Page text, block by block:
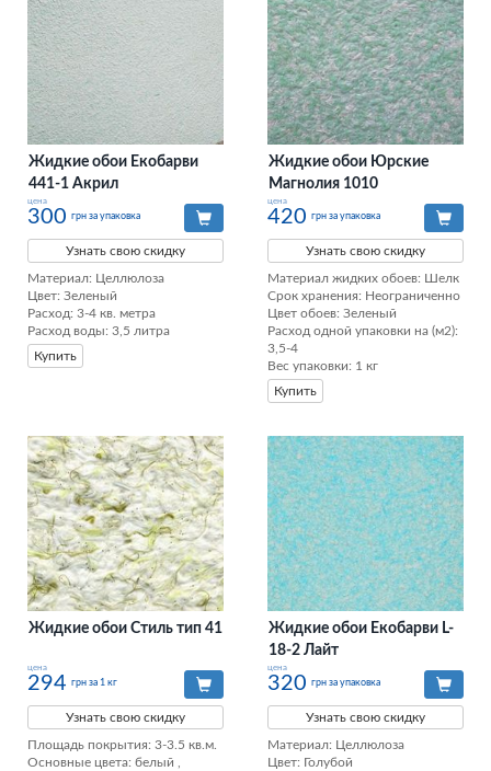
Жидкие обои Екобарви
441-1 Акрил
цена
300 грн за упаковка
Узнать свою скидку
Материал: Целлюлоза
Цвет: Зеленый
Расход: 3-4 кв. метра
Расход воды: 3,5 литра
Купить
Жидкие обои Юрские
Магнолия 1010
цена
420 грн за упаковка
Узнать свою скидку
Материал жидких обоев: Шелк
Срок хранения: Неограниченно
Цвет обоев: Зеленый
Расход одной упаковки на (м2):
3,5-4
Вес упаковки: 1 кг
Купить
Жидкие обои Стиль тип 41
цена
294 грн за 1 кг
Узнать свою скидку
Площадь покрытия: 3-3.5 кв.м.
Основные цвета: белый ,
Жидкие обои Екобарви L-
18-2 Лайт
цена
320 грн за упаковка
Узнать свою скидку
Материал: Целлюлоза
Цвет: Голубой